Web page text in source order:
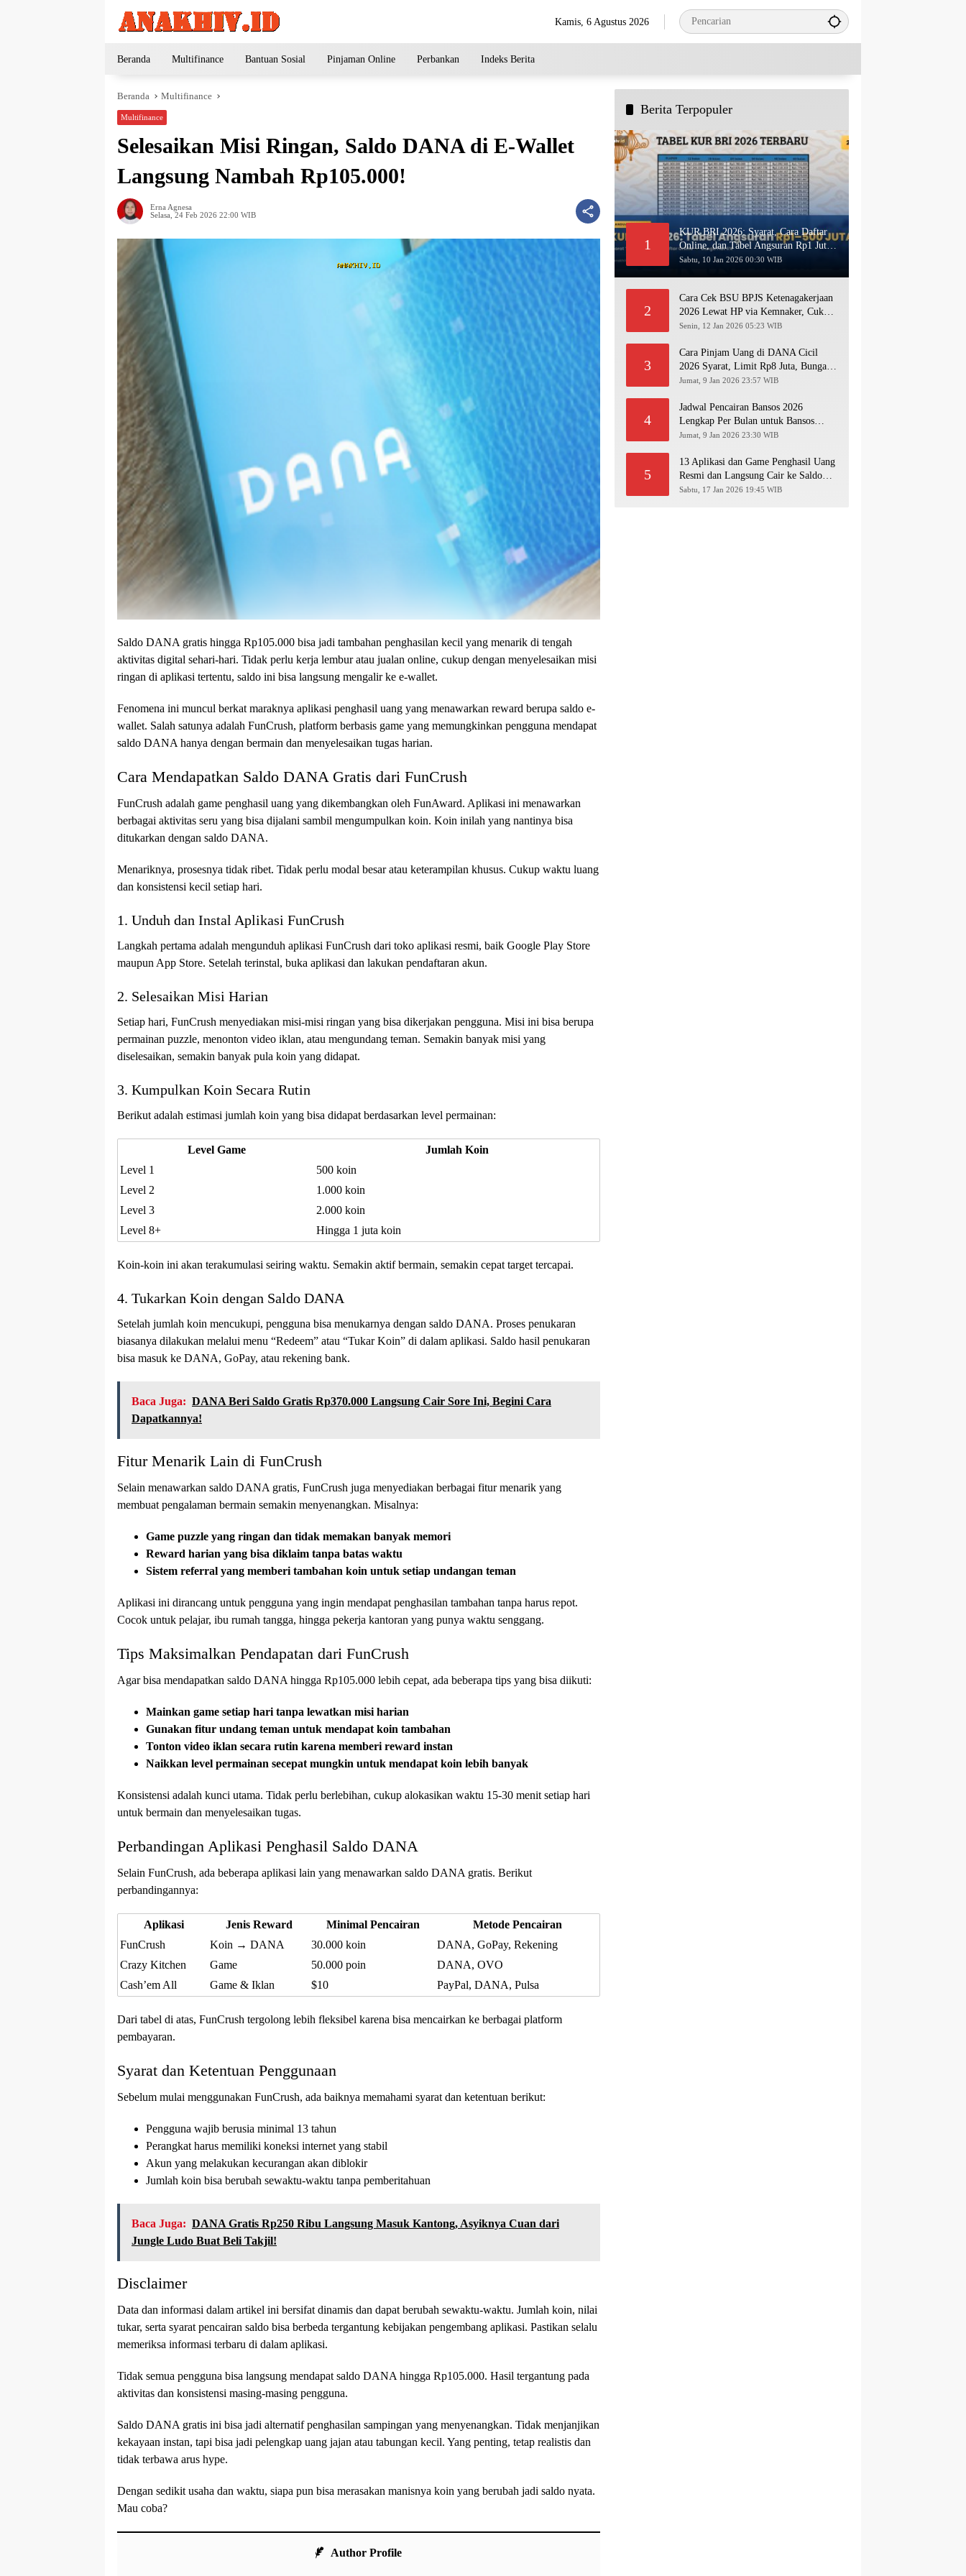
Kamis, 6 Agustus 2026
Beranda Multifinance Bantuan Sosial Pinjaman Online Perbankan Indeks Berita
Beranda Multifinance
Multifinance
Selesaikan Misi Ringan, Saldo DANA di E-Wallet
Langsung Nambah Rp105.000!
Erna Agnesa
Selasa, 24 Feb 2026 22:00 WIB
Saldo DANA gratis hingga Rp105.000 bisa jadi tambahan penghasilan kecil yang menarik di tengah
aktivitas digital sehari-hari. Tidak perlu kerja lembur atau jualan online, cukup dengan menyelesaikan misi
ringan di aplikasi tertentu, saldo ini bisa langsung mengalir ke e-wallet.
Fenomena ini muncul berkat maraknya aplikasi penghasil uang yang menawarkan reward berupa saldo e-
wallet. Salah satunya adalah FunCrush, platform berbasis game yang memungkinkan pengguna mendapat
saldo DANA hanya dengan bermain dan menyelesaikan tugas harian.
Cara Mendapatkan Saldo DANA Gratis dari FunCrush
FunCrush adalah game penghasil uang yang dikembangkan oleh FunAward. Aplikasi ini menawarkan
berbagai aktivitas seru yang bisa dijalani sambil mengumpulkan koin. Koin inilah yang nantinya bisa
ditukarkan dengan saldo DANA.
Menariknya, prosesnya tidak ribet. Tidak perlu modal besar atau keterampilan khusus. Cukup waktu luang
dan konsistensi kecil setiap hari.
1. Unduh dan Instal Aplikasi FunCrush
Langkah pertama adalah mengunduh aplikasi FunCrush dari toko aplikasi resmi, baik Google Play Store
maupun App Store. Setelah terinstal, buka aplikasi dan lakukan pendaftaran akun.
2. Selesaikan Misi Harian
Setiap hari, FunCrush menyediakan misi-misi ringan yang bisa dikerjakan pengguna. Misi ini bisa berupa
permainan puzzle, menonton video iklan, atau mengundang teman. Semakin banyak misi yang
diselesaikan, semakin banyak pula koin yang didapat.
3. Kumpulkan Koin Secara Rutin
Berikut adalah estimasi jumlah koin yang bisa didapat berdasarkan level permainan:
Level Game
Jumlah Koin
Level 1
500 koin
Level 2
1.000 koin
Level 3
2.000 koin
Level 8+
Hingga 1 juta koin
Koin-koin ini akan terakumulasi seiring waktu. Semakin aktif bermain, semakin cepat target tercapai.
4. Tukarkan Koin dengan Saldo DANA
Setelah jumlah koin mencukupi, pengguna bisa menukarnya dengan saldo DANA. Proses penukaran
biasanya dilakukan melalui menu “Redeem” atau “Tukar Koin” di dalam aplikasi. Saldo hasil penukaran
bisa masuk ke DANA, GoPay, atau rekening bank.
Baca Juga: DANA Beri Saldo Gratis Rp370.000 Langsung Cair Sore Ini, Begini Cara
Dapatkannya!
Fitur Menarik Lain di FunCrush
Selain menawarkan saldo DANA gratis, FunCrush juga menyediakan berbagai fitur menarik yang
membuat pengalaman bermain semakin menyenangkan. Misalnya:
Game puzzle yang ringan dan tidak memakan banyak memori
Reward harian yang bisa diklaim tanpa batas waktu
Sistem referral yang memberi tambahan koin untuk setiap undangan teman
Aplikasi ini dirancang untuk pengguna yang ingin mendapat penghasilan tambahan tanpa harus repot.
Cocok untuk pelajar, ibu rumah tangga, hingga pekerja kantoran yang punya waktu senggang.
Tips Maksimalkan Pendapatan dari FunCrush
Agar bisa mendapatkan saldo DANA hingga Rp105.000 lebih cepat, ada beberapa tips yang bisa diikuti:
Mainkan game setiap hari tanpa lewatkan misi harian
Gunakan fitur undang teman untuk mendapat koin tambahan
Tonton video iklan secara rutin karena memberi reward instan
Naikkan level permainan secepat mungkin untuk mendapat koin lebih banyak
Konsistensi adalah kunci utama. Tidak perlu berlebihan, cukup alokasikan waktu 15-30 menit setiap hari
untuk bermain dan menyelesaikan tugas.
Perbandingan Aplikasi Penghasil Saldo DANA
Selain FunCrush, ada beberapa aplikasi lain yang menawarkan saldo DANA gratis. Berikut
perbandingannya:
Aplikasi Jenis Reward Minimal Pencairan
Metode Pencairan
FunCrush
Koin → DANA 30.000 koin
DANA, GoPay, Rekening
Crazy Kitchen
Game 50.000 poin
DANA, OVO
Cash’em All
Game & Iklan $10 PayPal, DANA, Pulsa
Dari tabel di atas, FunCrush tergolong lebih fleksibel karena bisa mencairkan ke berbagai platform
pembayaran.
Syarat dan Ketentuan Penggunaan
Sebelum mulai menggunakan FunCrush, ada baiknya memahami syarat dan ketentuan berikut:
Pengguna wajib berusia minimal 13 tahun
Perangkat harus memiliki koneksi internet yang stabil
Akun yang melakukan kecurangan akan diblokir
Jumlah koin bisa berubah sewaktu-waktu tanpa pemberitahuan
Baca Juga: DANA Gratis Rp250 Ribu Langsung Masuk Kantong, Asyiknya Cuan dari
Jungle Ludo Buat Beli Takjil!
Disclaimer
Data dan informasi dalam artikel ini bersifat dinamis dan dapat berubah sewaktu-waktu. Jumlah koin, nilai
tukar, serta syarat pencairan saldo bisa berbeda tergantung kebijakan pengembang aplikasi. Pastikan selalu
memeriksa informasi terbaru di dalam aplikasi.
Tidak semua pengguna bisa langsung mendapat saldo DANA hingga Rp105.000. Hasil tergantung pada
aktivitas dan konsistensi masing-masing pengguna.
Saldo DANA gratis ini bisa jadi alternatif penghasilan sampingan yang menyenangkan. Tidak menjanjikan
kekayaan instan, tapi bisa jadi pelengkap uang jajan atau tabungan kecil. Yang penting, tetap realistis dan
tidak terbawa arus hype.
Dengan sedikit usaha dan waktu, siapa pun bisa merasakan manisnya koin yang berubah jadi saldo nyata.
Mau coba?
Author Profile
Berita Terpopuler
1
KUR BRI 2026: Syarat, Cara Daftar
Online, dan Tabel Angsuran Rp1 Juta–
500 Juta Terbaru
Sabtu, 10 Jan 2026 00:30 WIB
2
Cara Cek BSU BPJS Ketenagakerjaan
2026 Lewat HP via Kemnaker, Cukup
Pakai NIK KTP!
Senin, 12 Jan 2026 05:23 WIB
3
Cara Pinjam Uang di DANA Cicil
2026 Syarat, Limit Rp8 Juta, Bunga &
Langkah Pengajuan Lengkap
Jumat, 9 Jan 2026 23:57 WIB
4
Jadwal Pencairan Bansos 2026
Lengkap Per Bulan untuk Bansos
PKH, BPNT, PIP, BLT Kesra
Jumat, 9 Jan 2026 23:30 WIB
5
13 Aplikasi dan Game Penghasil Uang
Resmi dan Langsung Cair ke Saldo
Dana 2026
Sabtu, 17 Jan 2026 19:45 WIB